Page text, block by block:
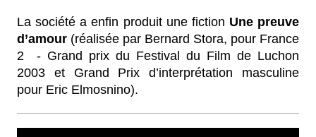
La société a enfin produit une fiction Une preuve
d’amour (réalisée par Bernard Stora, pour France
2 - Grand prix du Festival du Film de Luchon
2003 et Grand Prix d’interprétation masculine
pour Eric Elmosnino).